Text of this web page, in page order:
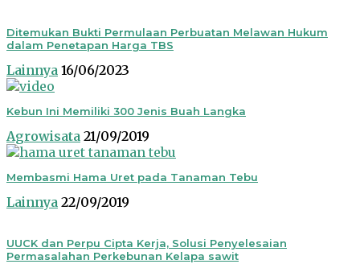
Ditemukan Bukti Permulaan Perbuatan Melawan Hukum
dalam Penetapan Harga TBS
Lainnya 16/06/2023
Kebun Ini Memiliki 300 Jenis Buah Langka
Agrowisata 21/09/2019
Membasmi Hama Uret pada Tanaman Tebu
Lainnya 22/09/2019
UUCK dan Perpu Cipta Kerja, Solusi Penyelesaian
Permasalahan Perkebunan Kelapa sawit